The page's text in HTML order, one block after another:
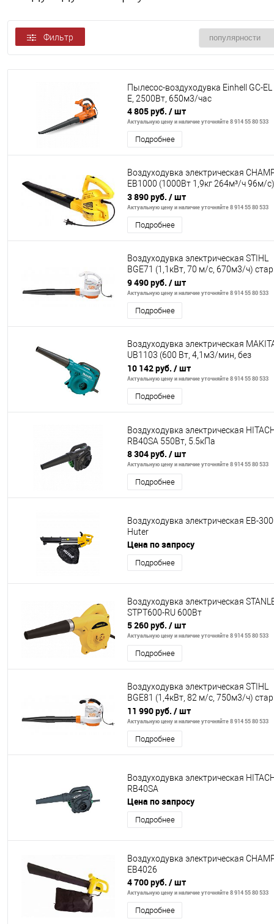
Фильтр
Пылесос-воздуходувка Einhell GC-
E, 2500Вт, 650м3/час
4 805 руб. / шт
Актуальную цену и наличие уточняйте 8 914 55 80 533
Подробнее
Воздуходувка электрическая
EB1000 (1000Вт 1,9кг 264м³/ч 96м/
CHAMPION, EB1000
3 890 руб. / шт
Актуальную цену и наличие уточняйте 8 914 55 80 533
Подробнее
Воздуходувка электрическая STIHL
BGE71 (1,1кВт, 70 м/с, 670м3/ч)
1526
9 490 руб. / шт
Актуальную цену и наличие уточняйте 8 914 55 80 533
Подробнее
Воздуходувка электрическая
UB1103 (600 Вт, 4,1м3/мин, без
пылесборника, 2кг)
10 142 руб. / шт
Актуальную цену и наличие уточняйте 8 914 55 80 533
Подробнее
Воздуходувка электрическая
RB40SA 550Вт, 5.5кПа
8 304 руб. / шт
Актуальную цену и наличие уточняйте 8 914 55 80 533
Подробнее
Воздуходувка электрическая EB-
Huter
Цена по запросу
Подробнее
Воздуходувка электрическая
STPT600-RU 600Вт
5 260 руб. / шт
Актуальную цену и наличие уточняйте 8 914 55 80 533
Подробнее
Воздуходувка электрическая STIHL
BGE81 (1,4кВт, 82 м/с, 750м3/ч)
1534
11 990 руб. / шт
Актуальную цену и наличие уточняйте 8 914 55 80 533
Подробнее
Воздуходувка электрическая
RB40SA
Цена по запросу
Подробнее
Воздуходувка электрическая
ЕВ4026
4 700 руб. / шт
Актуальную цену и наличие уточняйте 8 914 55 80 533
Подробнее